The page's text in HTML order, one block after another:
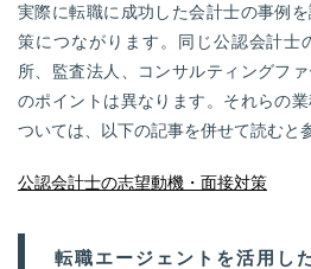
実際に転職に成功した会計士の事例
策につながります。同じ公認会計士
所、監査法人、コンサルティングフ
のポイントは異なります。それらの
ついては、以下の記事を併せて読むと
公認会計士の志望動機・面接対策
転職エージェントを活用し